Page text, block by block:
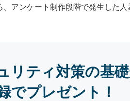
アンケート制作段階で発生した人
リティ対策の基礎
でプレゼント！